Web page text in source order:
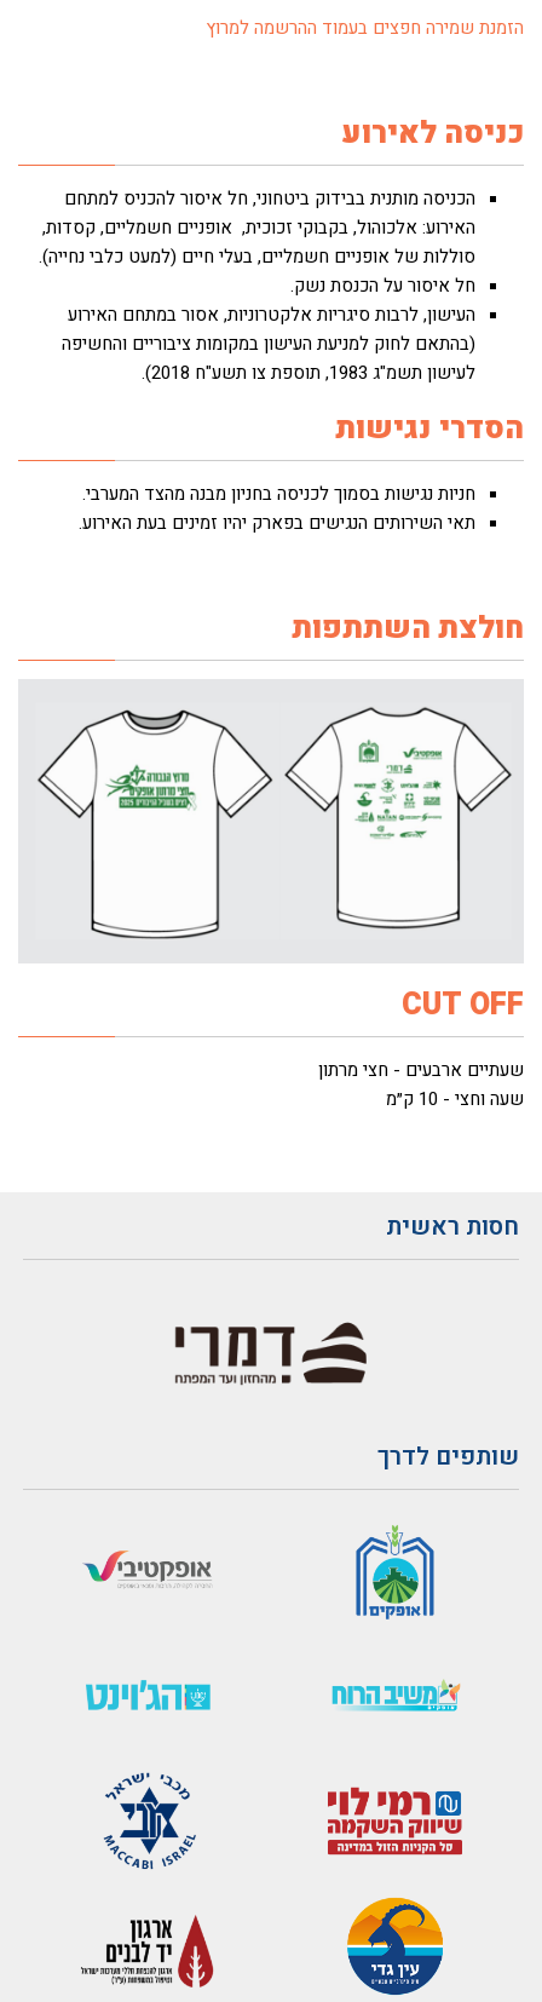
הזמנת שמירה חפצים בעמוד ההרשמה למרוץ
כניסה לאירוע
הכניסה מותנית בבידוק ביטחוני, חל איסור להכניס למתחם
האירוע: אלכוהול, בקבוקי זכוכית, אופניים חשמליים, קסדות,
סוללות של אופניים חשמליים, בעלי חיים (למעט כלבי נחייה).
חל איסור על הכנסת נשק.
העישון, לרבות סיגריות אלקטרוניות, אסור במתחם האירוע
(בהתאם לחוק למניעת העישון במקומות ציבוריים והחשיפה
לעישון תשמ"ג 1983, תוספת צו תשע"ח 2018).
הסדרי נגישות
חניות נגישות בסמוך לכניסה בחניון מבנה מהצד המערבי.
תאי השירותים הנגישים בפארק יהיו זמינים בעת האירוע.
חולצת השתתפות
CUT OFF
שעתיים ארבעים - חצי מרתון
שעה וחצי - 10 ק״מ
חסות ראשית
שותפים לדרך